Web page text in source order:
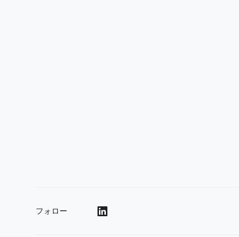
フォロー